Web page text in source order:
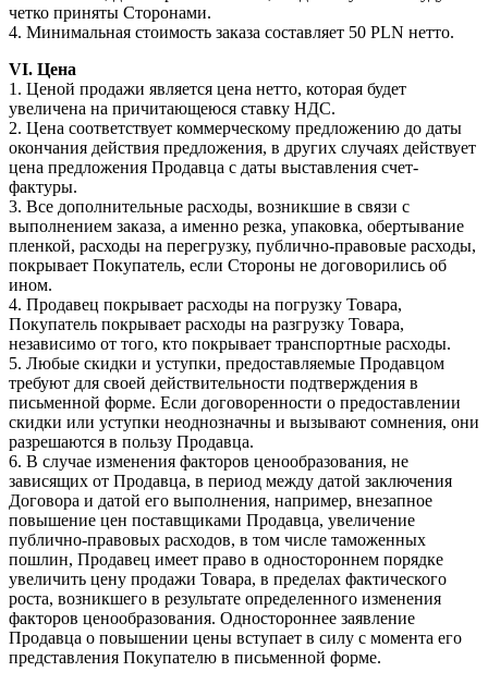
четко приняты Сторонами.
4. Минимальная стоимость заказа составляет 50 PLN нетто.
VI. Цена
1. Ценой продажи является цена нетто, которая будет
увеличена на причитающеюся ставку НДС.
2. Цена соответствует коммерческому предложению до даты
окончания действия предложения, в других случаях действует
цена предложения Продавца с даты выставления счет-
фактуры.
3. Все дополнительные расходы, возникшие в связи с
выполнением заказа, а именно резка, упаковка, обертывание
пленкой, расходы на перегрузку, публично-правовые расходы,
покрывает Покупатель, если Стороны не договорились об
ином.
4. Продавец покрывает расходы на погрузку Товара,
Покупатель покрывает расходы на разгрузку Товара,
независимо от того, кто покрывает транспортные расходы.
5. Любые скидки и уступки, предоставляемые Продавцом
требуют для своей действительности подтверждения в
письменной форме. Если договоренности о предоставлении
скидки или уступки неоднозначны и вызывают сомнения, они
разрешаются в пользу Продавца.
6. В случае изменения факторов ценообразования, не
зависящих от Продавца, в период между датой заключения
Договора и датой его выполнения, например, внезапное
повышение цен поставщиками Продавца, увеличение
публично-правовых расходов, в том числе таможенных
пошлин, Продавец имеет право в одностороннем порядке
увеличить цену продажи Товара, в пределах фактического
роста, возникшего в результате определенного изменения
факторов ценообразования. Одностороннее заявление
Продавца о повышении цены вступает в силу с момента его
представления Покупателю в письменной форме.